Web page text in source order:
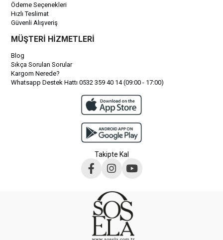
Ödeme Seçenekleri
Hızlı Teslimat
Güvenli Alışveriş
MÜŞTERİ HİZMETLERİ
Blog
Sıkça Sorulan Sorular
Kargom Nerede?
Whatsapp Destek Hattı 0532 359 40 14 (09:00 - 17:00)
Takipte Kal